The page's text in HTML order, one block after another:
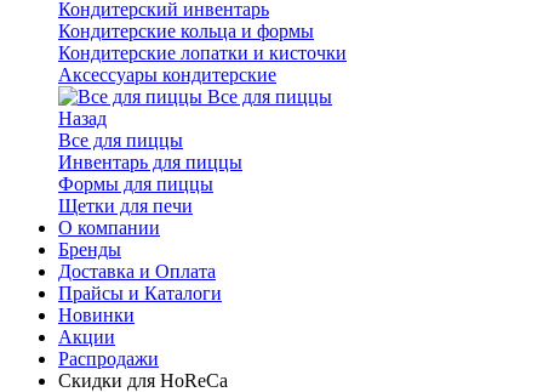
Кондитерский инвентарь
Кондитерские кольца и формы
Кондитерские лопатки и кисточки
Аксессуары кондитерские
Все для пиццы
Назад
Все для пиццы
Инвентарь для пиццы
Формы для пиццы
Щетки для печи
О компании
Бренды
Доставка и Оплата
Прайсы и Каталоги
Новинки
Акции
Распродажи
Скидки для HoReCa